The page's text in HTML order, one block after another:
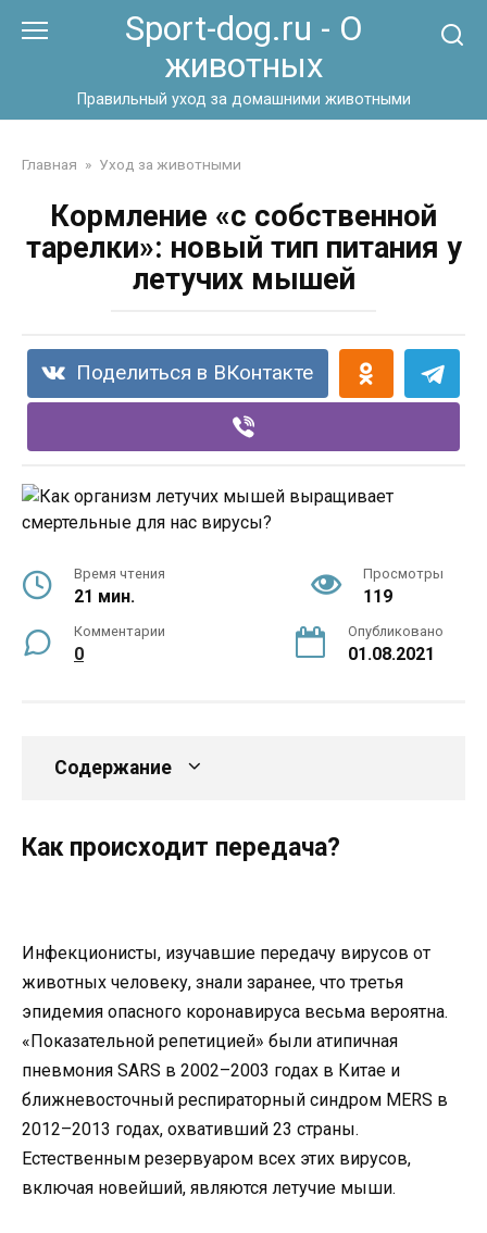
Sport-dog.ru - О
животных
Правильный уход за домашними животными
Главная » Уход за животными
Кормление «с собственной
тарелки»: новый тип питания у
летучих мышей
Поделиться в ВКонтакте
Время чтения
21 мин.
Просмотры
119
Комментарии
0
Опубликовано
01.08.2021
Содержание
Как происходит передача?
Инфекционисты, изучавшие передачу вирусов от
животных человеку, знали заранее, что третья
эпидемия опасного коронавируса весьма вероятна.
«Показательной репетицией» были атипичная
пневмония SARS в 2002–2003 годах в Китае и
ближневосточный респираторный синдром MERS в
2012–2013 годах, охвативший 23 страны.
Естественным резервуаром всех этих вирусов,
включая новейший, являются летучие мыши.